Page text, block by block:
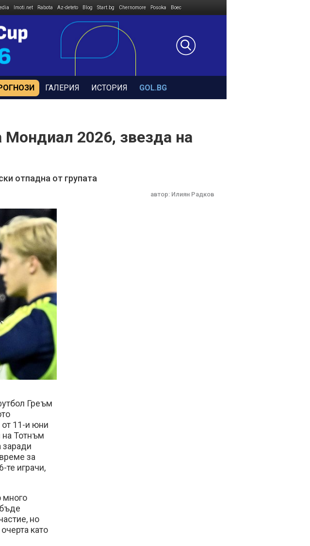
Imoti.net Rabota Az-deteto Blog Start.bg Chernomore Posoka Boec
ГАЛЕРИЯ ИСТОРИЯ GOL.BG
Мондиал 2026, звезда на
отпадна от групата
автор: Илиян Радков
Греъм
11-и юни
на Тотнъм
заради
за
те играчи,
много
но
като